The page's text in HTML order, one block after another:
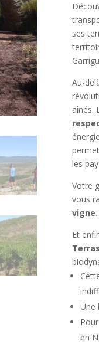
ses
Au-
aînés.
les
Votre
vous
vigne.
Et
Une
en